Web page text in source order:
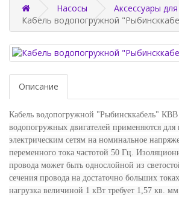
Насосы
Аксессуары
Кабель водопогружной
Описание
Кабель водопогружной "Рыбинсккабель"
водопогружных двигателей применяются для
электрическим сетям на номинальное
переменного тока частотой 50 Гц.
провода может быть однослойной из
сечения провода на достаточно больших
нагрузка величиной 1 кВт требует 1,57 кв.